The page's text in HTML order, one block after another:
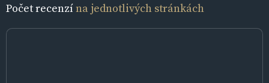
Počet recenzína jednotlivých stránkách